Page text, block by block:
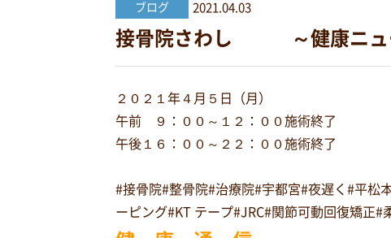
ブログ 2021.04.03
接骨院さわし ～健康ニュー
２０２１年４月５日（月）
午前 ９：００～１２：００施術終了
午後１６：００～２２：００施術終了
#接骨院#整骨院#治療院#宇都宮#夜遅く#平松
ーピング#KT テープ#JRC#関節可動回復矯正